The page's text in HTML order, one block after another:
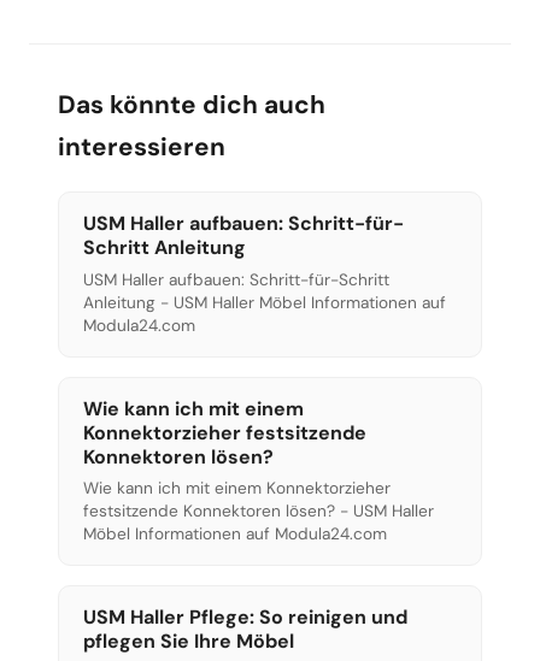
Das könnte dich auch
interessieren
USM Haller aufbauen: Schritt-für-
Schritt Anleitung
USM Haller aufbauen: Schritt-für-Schritt
Anleitung - USM Haller Möbel Informationen auf
Modula24.com
Wie kann ich mit einem
Konnektorzieher festsitzende
Konnektoren lösen?
Wie kann ich mit einem Konnektorzieher
festsitzende Konnektoren lösen? - USM Haller
Möbel Informationen auf Modula24.com
USM Haller Pflege: So reinigen und
pflegen Sie Ihre Möbel